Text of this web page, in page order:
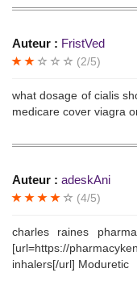
Auteur : FristVed
(2/5)
what dosage of cialis
medicare cover viagra
Auteur : adeskAni
(4/5)
charles raines
[url=https://
inhalers[/url] Moduretic